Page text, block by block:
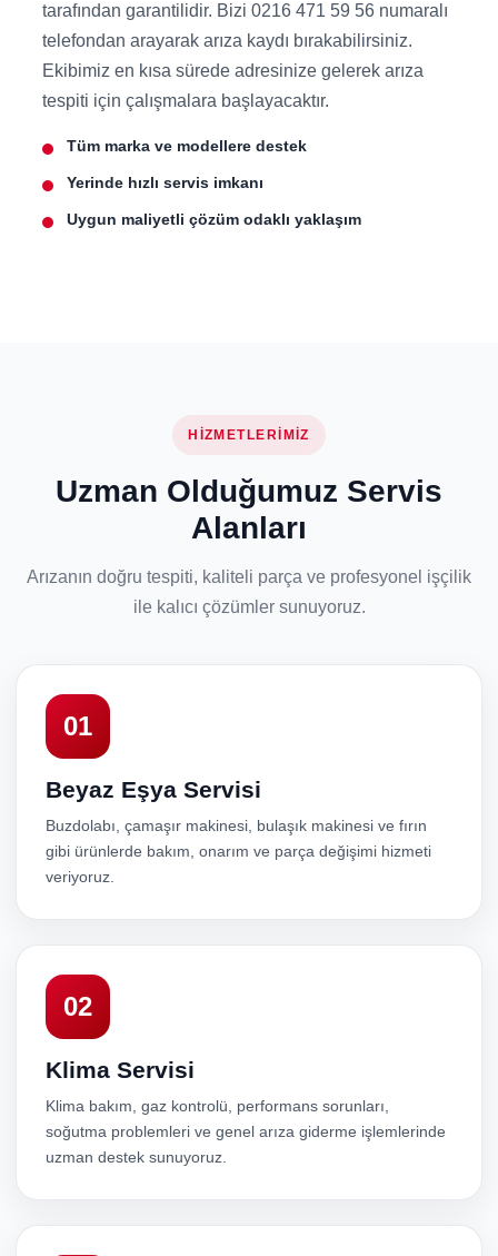
tarafından garantilidir. Bizi 0216 471 59 56 numaralı
telefondan arayarak arıza kaydı bırakabilirsiniz.
Ekibimiz en kısa sürede adresinize gelerek arıza
tespiti için çalışmalara başlayacaktır.
Tüm marka ve modellere destek
Yerinde hızlı servis imkanı
Uygun maliyetli çözüm odaklı yaklaşım
HIZMETLERIMIZ
Uzman Olduğumuz Servis
Alanları
Arızanın doğru tespiti, kaliteli parça ve profesyonel işçilik
ile kalıcı çözümler sunuyoruz.
01
Beyaz Eşya Servisi
Buzdolabı, çamaşır makinesi, bulaşık makinesi ve fırın
gibi ürünlerde bakım, onarım ve parça değişimi hizmeti
veriyoruz.
02
Klima Servisi
Klima bakım, gaz kontrolü, performans sorunları,
soğutma problemleri ve genel arıza giderme işlemlerinde
uzman destek sunuyoruz.